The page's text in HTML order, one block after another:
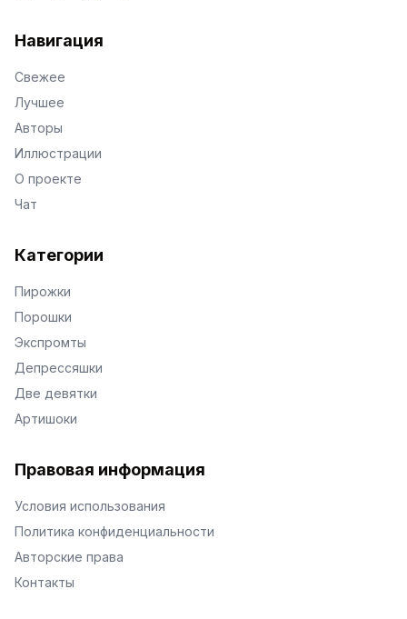
Навигация
Свежее
Лучшее
Авторы
Иллюстрации
О проекте
Чат
Категории
Пирожки
Порошки
Экспромты
Депрессяшки
Две девятки
Артишоки
Правовая информация
Условия использования
Политика конфиденциальности
Авторские права
Контакты